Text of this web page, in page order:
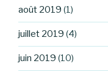
août 2019 (1)
juillet 2019 (4)
juin 2019 (10)